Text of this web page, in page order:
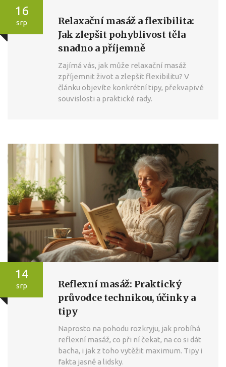
16
srp
Relaxační masáž a flexibilita:
Jak zlepšit pohyblivost těla
snadno a příjemně
Zajímá vás, jak může relaxační masáž
zpříjemnit život a zlepšit flexibilitu? V
článku objevíte konkrétní tipy, překvapivé
souvislosti a praktické rady.
14
srp
Reflexní masáž: Praktický
průvodce technikou, účinky a
tipy
Naprosto na pohodu rozkryju, jak probíhá
reflexní masáž, co při ní čekat, na co si dát
bacha, i jak z toho vytěžit maximum. Tipy i
fakta jasně a lidsky.